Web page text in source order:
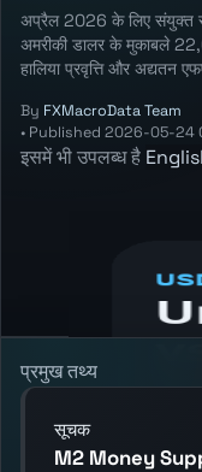
अप्रैल 2026 के लिए संयुक्त
अमरीकी डालर के मुकाबले
हालिया प्रवृत्ति और अद्यतन
By FXMacroData Team
• Published 2026-05-24
इसमें भी उपलब्ध है
reading, and
प्रमुख तथ्य
सूचक
M2 Money